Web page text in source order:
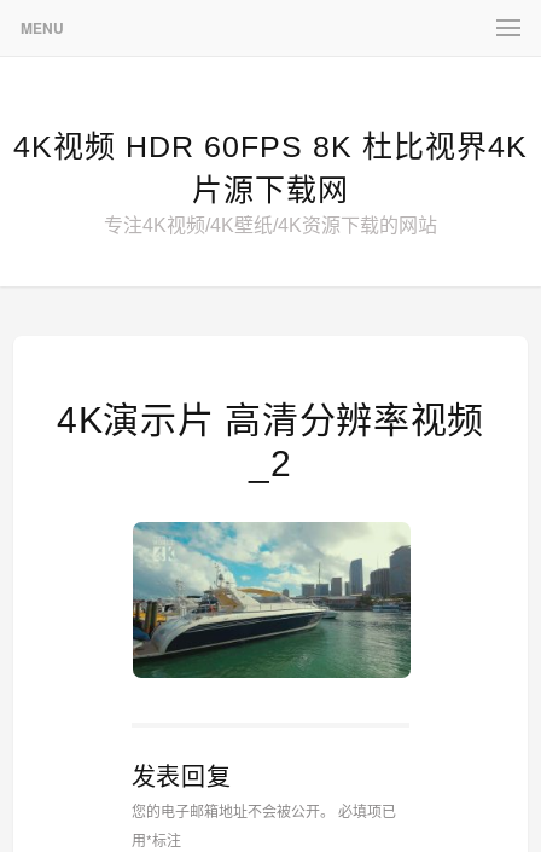
MENU
4K视频 HDR 60FPS 8K 杜比视界4K
片源下载网
专注4K视频/4K壁纸/4K资源下载的网站
4K演示片 高清分辨率视频
_2
发表回复
您的电子邮箱地址不会被公开。
必填项已
用*标注